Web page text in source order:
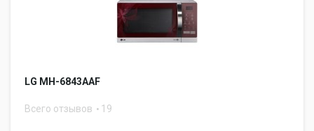
LG MH-6843AAF
Всего отзывов 19